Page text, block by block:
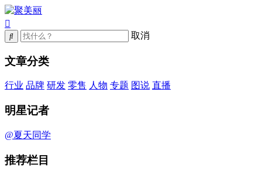
取消
文章分类
行业 品牌 研发 零售 人物 专题 图说 直播
明星记者
@夏天同学
推荐栏目